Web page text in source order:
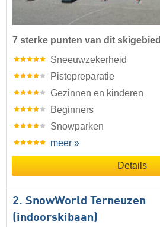
7 sterke punten van dit skigebied
Sneeuwzekerheid
Pistepreparatie
Gezinnen en kinderen
Beginners
Snowparken
meer »
Details
2. SnowWorld Terneuzen
(indoorskibaan)